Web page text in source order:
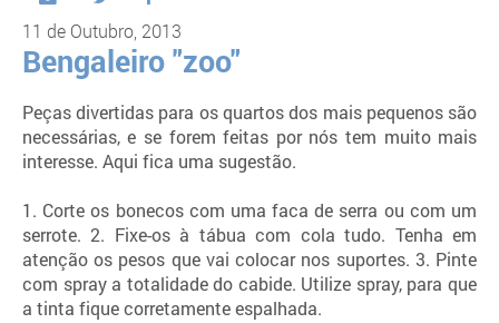
11 de Outubro, 2013
Bengaleiro "zoo"
Peças divertidas para os quartos dos mais pequenos são
necessárias, e se forem feitas por nós tem muito mais
interesse. Aqui fica uma sugestão.
1. Corte os bonecos com uma faca de serra ou com um
serrote. 2. Fixe-os à tábua com cola tudo. Tenha em
atenção os pesos que vai colocar nos suportes. 3. Pinte
com spray a totalidade do cabide. Utilize spray, para que
a tinta fique corretamente espalhada.